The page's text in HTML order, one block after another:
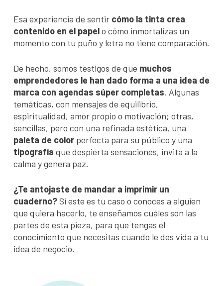
Esa experiencia de sentir cómo la tinta crea
contenido en el papelo cómo inmortalizas un
momento con tu puño y letra no tiene comparación.
De hecho, somos testigos de que muchos
emprendedores le han dado forma a una idea de
marca con agendas súper completas. Algunas
temáticas, con mensajes de equilibrio,
espiritualidad, amor propio o motivación; otras,
sencillas, pero con una refinada estética, una
paleta de color perfecta para su público y una
tipografía que despierta sensaciones, invita a la
calma y genera paz.
¿Te antojaste de mandar a imprimir un
cuaderno?Si este es tu caso o conoces a alguien
que quiera hacerlo, te enseñamos cuáles son las
partes de esta pieza, para que tengas el
conocimiento que necesitas cuando le des vida a tu
idea de negocio.